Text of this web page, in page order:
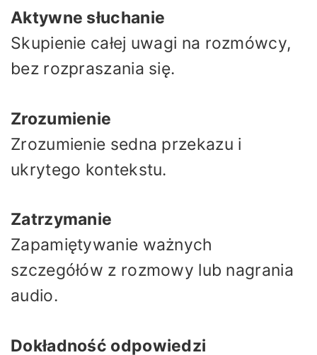
Aktywne słuchanie
Skupienie całej uwagi na rozmówcy,
bez rozpraszania się.
Zrozumienie
Zrozumienie sedna przekazu i
ukrytego kontekstu.
Zatrzymanie
Zapamiętywanie ważnych
szczegółów z rozmowy lub nagrania
audio.
Dokładność odpowiedzi